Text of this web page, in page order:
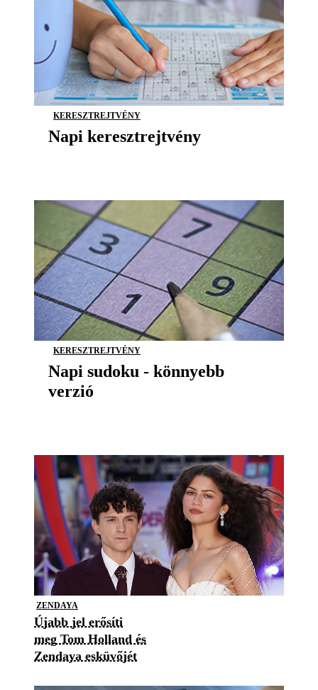
KERESZTREJTVÉNY
Napi keresztrejtvény
KERESZTREJTVÉNY
Napi sudoku - könnyebb
verzió
ZENDAYA
Újabb jel erősíti
meg Tom Holland és
Zendaya esküvőjét